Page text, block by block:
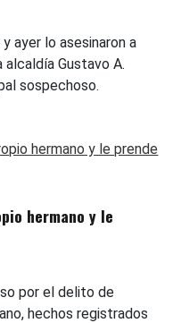
ayer lo asesinaron a
Gustavo A.
sospechoso.
hermano y le
por el delito de
hechos registrados